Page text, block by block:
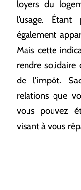
loyers du
l’usage.
également
Mais cette
rendre solidaire
de l’impôt.
relations que
vous pouvez
visant à vous